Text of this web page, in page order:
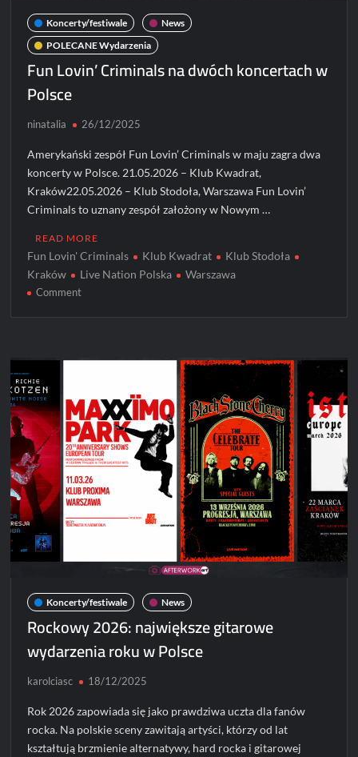
Koncerty/festiwale
News
POLECANE Wydarzenia
Fun Lovin’ Criminals na dwóch koncertach w
Polsce
ninatalia 26/12/2025
Amerykański zespół Fun Lovin’ Criminals w maju zagra dwa
koncerty w Polsce. 21.05.2026 – Klub Kwadrat,
Kraków22.05.2026 – Klub Stodoła, Warszawa Fun Lovin’
Criminals to uznany zespół założony w Nowym …
READ MORE
Fun Lovin' Criminals Klub Kwadrat
Klub Stodoła
Kraków
Live Nation Polska Warszawa
Commenton
na
koncertach
w
Polsce
Koncerty/festiwale News
Rockowy 2026: największe gitarowe
wydarzenia roku w Polsce
karolciasc 18/12/2025
Rok 2026 zapowiada się jako prawdziwa uczta dla fanów
rocka. Na polskie sceny zawitają artyści, którzy od lat
kształtują brzmienie alternatywy, hard rocka i gitarowej